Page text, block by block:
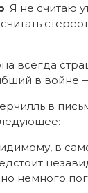
. Я не считаю
всегда
в войне —
в
в
немного